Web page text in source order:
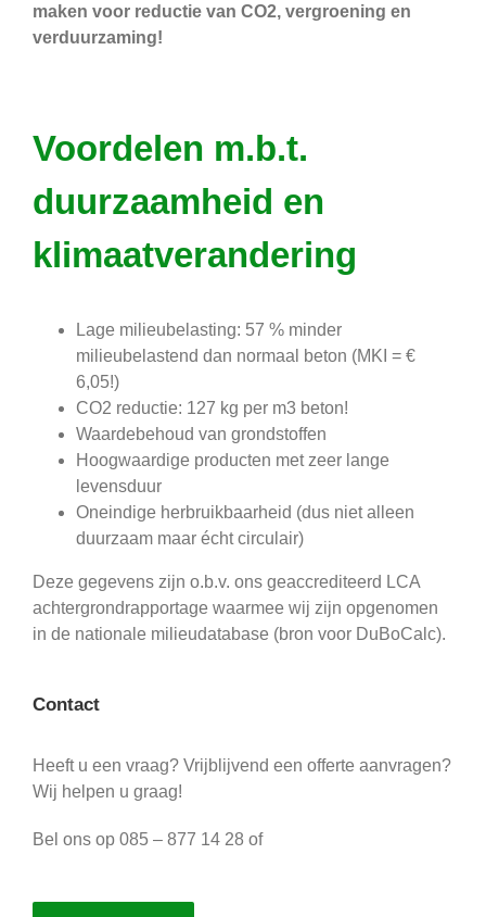
maken voor reductie van CO2, vergroening en
verduurzaming!
Voordelen m.b.t.
duurzaamheid en
klimaatverandering
Lage milieubelasting: 57 % minder
milieubelastend dan normaal beton (MKI = €
6,05!)
CO2 reductie: 127 kg per m3 beton!
Waardebehoud van grondstoffen
Hoogwaardige producten met zeer lange
levensduur
Oneindige herbruikbaarheid (dus niet alleen
duurzaam maar écht circulair)
Deze gegevens zijn o.b.v. ons geaccrediteerd LCA
achtergrondrapportage waarmee wij zijn opgenomen
in de nationale milieudatabase (bron voor DuBoCalc).
Contact
Heeft u een vraag? Vrijblijvend een offerte aanvragen?
Wij helpen u graag!
Bel ons op 085 – 877 14 28 of